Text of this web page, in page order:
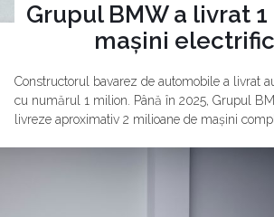
Grupul BMW a livrat
mașini
Constructorul bavarez de automobile a livrat
cu numărul 1 milion. Până în 2025, Grupul
livreze aproximativ 2 milioane de mașini